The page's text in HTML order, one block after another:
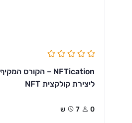
NFTication – הקורס המקיף
ליצירת קולקצית NFT
0 7ש